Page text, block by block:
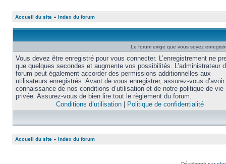
Accueil du site » Index du forum
Le forum exige que vous soyez
Vous devez être enregistré pour vous connecter. L’enregistrement ne
que quelques secondes et augmente vos possibilités. L’administrateur
forum peut également accorder des permissions additionnelles aux
utilisateurs enregistrés. Avant de vous enregistrer, assurez-vous
connaissance de nos conditions d’utilisation et de notre politique de vie
privée. Assurez-vous de bien lire tout le règlement du forum.
Conditions d’utilisation
Politique de confidentialité
Accueil du site » Index du forum